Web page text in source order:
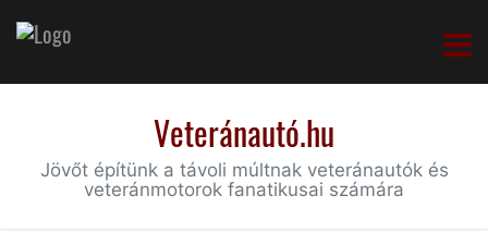
Veteránautó.hu
Jövőt építünk a távoli múltnak veteránautók és
veteránmotorok fanatikusai számára